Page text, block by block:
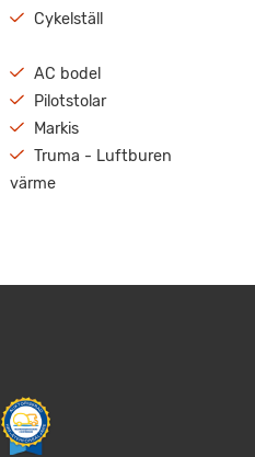
Cykelställ
AC bodel
Pilotstolar
Markis
Truma - Luftburen
värme